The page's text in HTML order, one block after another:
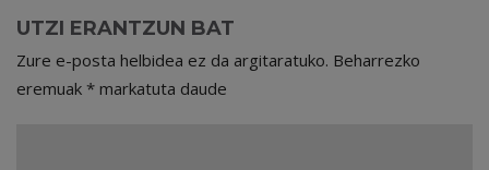
UTZI ERANTZUN BAT
Zure e-posta helbidea ez da argitaratuko. Beharrezko
eremuak * markatuta daude